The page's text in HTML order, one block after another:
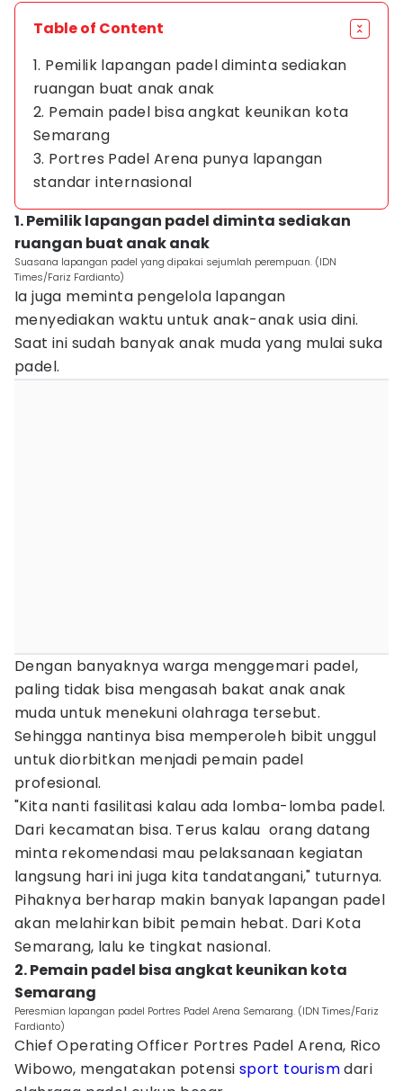
Table of Content
1. Pemilik lapangan padel diminta sediakan
ruangan buat anak anak
2. Pemain padel bisa angkat keunikan kota
Semarang
3. Portres Padel Arena punya lapangan
standar internasional
1. Pemilik lapangan padel diminta sediakan
ruangan buat anak anak
Suasana lapangan padel yang dipakai sejumlah perempuan. (IDN
Times/Fariz Fardianto)
Ia juga meminta pengelola lapangan
menyediakan waktu untuk anak-anak usia dini.
Saat ini sudah banyak anak muda yang mulai suka
padel.
Dengan banyaknya warga menggemari padel,
paling tidak bisa mengasah bakat anak anak
muda untuk menekuni olahraga tersebut.
Sehingga nantinya bisa memperoleh bibit unggul
untuk diorbitkan menjadi pemain padel
profesional.
"Kita nanti fasilitasi kalau ada lomba-lomba padel.
Dari kecamatan bisa. Terus kalau orang datang
minta rekomendasi mau pelaksanaan kegiatan
langsung hari ini juga kita tandatangani," tuturnya.
Pihaknya berharap makin banyak lapangan padel
akan melahirkan bibit pemain hebat. Dari Kota
Semarang, lalu ke tingkat nasional.
2. Pemain padel bisa angkat keunikan kota
Semarang
Peresmian lapangan padel Portres Padel Arena Semarang. (IDN Times/Fariz
Fardianto)
Chief Operating Officer Portres Padel Arena, Rico
Wibowo, mengatakan potensi sport tourismdari